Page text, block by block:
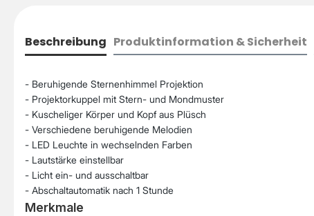
Beschreibung Produktinformation & Sicherheit
- Beruhigende Sternenhimmel Projektion
- Projektorkuppel mit Stern- und Mondmuster
- Kuscheliger Körper und Kopf aus Plüsch
- Verschiedene beruhigende Melodien
- LED Leuchte in wechselnden Farben
- Lautstärke einstellbar
- Licht ein- und ausschaltbar
- Abschaltautomatik nach 1 Stunde
Merkmale